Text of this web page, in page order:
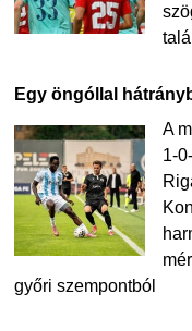
Egy öngóllal
A
1-
győri szempontból